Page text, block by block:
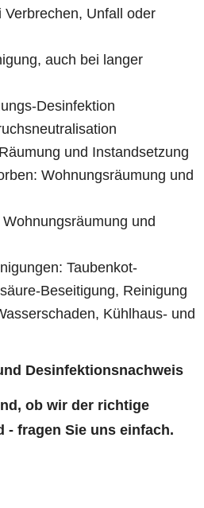
Verbrechen, Unfall oder
auch bei langer
Desinfektion
und Instandsetzung
Wohnungsräumung und
und
Taubenkot-
Beseitigung, Reinigung
Kühlhaus- und
Desinfektionsnachweis
ob wir der richtige
- fragen Sie uns einfach.